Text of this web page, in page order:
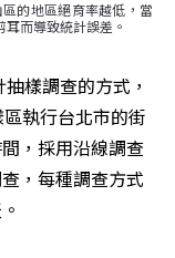
的地區絕育率越低，當
而導致統計誤差。
樣調查的方式，
執行台北市的街
，採用沿線調查
，每種調查方式